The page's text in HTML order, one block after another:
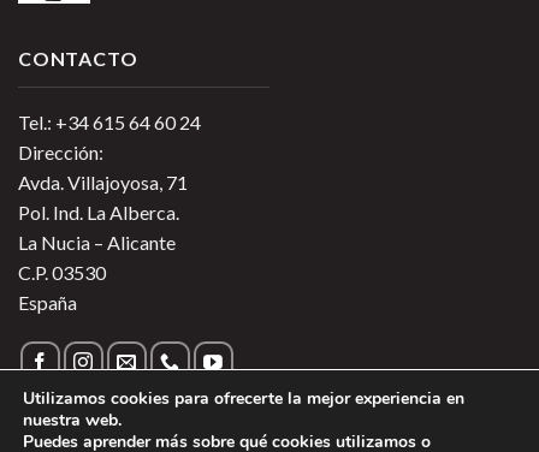
CONTACTO
Tel.: +34 615 64 60 24
Dirección:
Avda. Villajoyosa, 71
Pol. Ind. La Alberca.
La Nucia – Alicante
C.P. 03530
España
Utilizamos cookies para ofrecerte la mejor experiencia en
nuestra web.
Puedes aprender más sobre qué cookies utilizamos o